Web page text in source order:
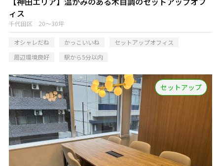
ィス
千代田区 20～30坪
オシャレだね かっこいいね
セットアップオフィス
周辺環境良好
駅から5分以内
セットアップ